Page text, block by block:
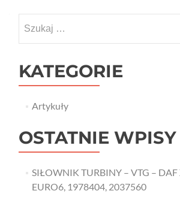
KATEGORIE
Artykuły
OSTATNIE WPISY
SIŁOWNIK TURBINY – VTG – DAF
EURO6, 1978404, 2037560